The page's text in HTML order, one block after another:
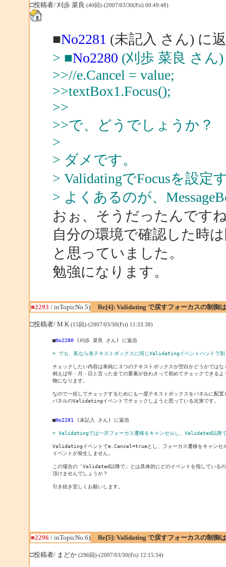
□投稿者/ 刈歩 菜良 (40回)-(2007/03/30(Fri) 00:49:48)
■No2281 (未記入 さん) に
> ■No2280 (刈歩 菜良 さん
>>//e.Cancel = value;
>>textBox1.Focus();
>>
>>で、どうでしょうか？
>
> ダメです。
> ValidatingでFocusを設
> よくあるのが、
おぉ、そうだったんです
自分の環境で確認した時
と思っていました。
勉強になります。
■2293 / inTopicNo.5) Re[4]: Validating で戻すフォーカスの制御
□投稿者/ M.K (15回)-(2007/03/30(Fri) 11:33:38)
■No2280 (刈歩 菜良 さん) に返信
> でも、私なら各テキストボックスに同じValidatingイベントハンドラ割
チェックしたい内容は単純に３つのテキストボックスが空白かどうかではな
例えば年・月・日と言った全ての要素が合わさって初めてチェックできるよ
物になります。
なので一括してチェックするためにも一度テキストボックスをパネルに配置
パネルのValidatingイベントでチェックしようと思っている次第です。
■No2281 (未記入 さん) に返信
> Validatingでは一旦フォーカス遷移をキャンセルし、Validated以降で
Validatingイベントでe.Cancel=trueとし、フォーカス遷移をキャン
イベントが発生しません。
この場合の「Validated以降で」とは具体的にどのイベントを指している
頂けませんでしょうか？
引き続き宜しくお願いします。
■2296 / inTopicNo.6) Re[5]: Validating で戻すフォーカスの制御
□投稿者/ まどか (296回)-(2007/03/30(Fri) 12:15:34)